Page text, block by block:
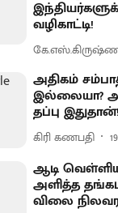
வழிகாட்டி!
அதிகம்
இல்லையா?
தப்பு இதுதான்!
கிரி கணபதி
ஆடி
அளித்த
விலை